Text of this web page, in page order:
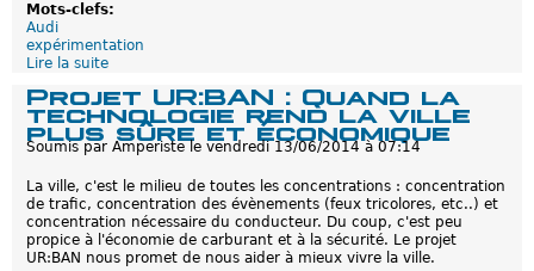
Mots-clefs:
Audi
expérimentation
Lire la suite
A
u
d
u
b
l
i
e
Projet UR:BAN : Quand la
technologie rend la ville
plus sûre et économique
Soumis par Amperistele vendredi 13/06/2014 à 07:14
La ville, c'est le milieu de toutes les concentrations : concentration
de trafic, concentration des évènements (feux tricolores, etc..) et
concentration nécessaire du conducteur. Du coup, c'est peu
propice à l'économie de carburant et à la sécurité. Le projet
UR:BAN nous promet de nous aider à mieux vivre la ville.